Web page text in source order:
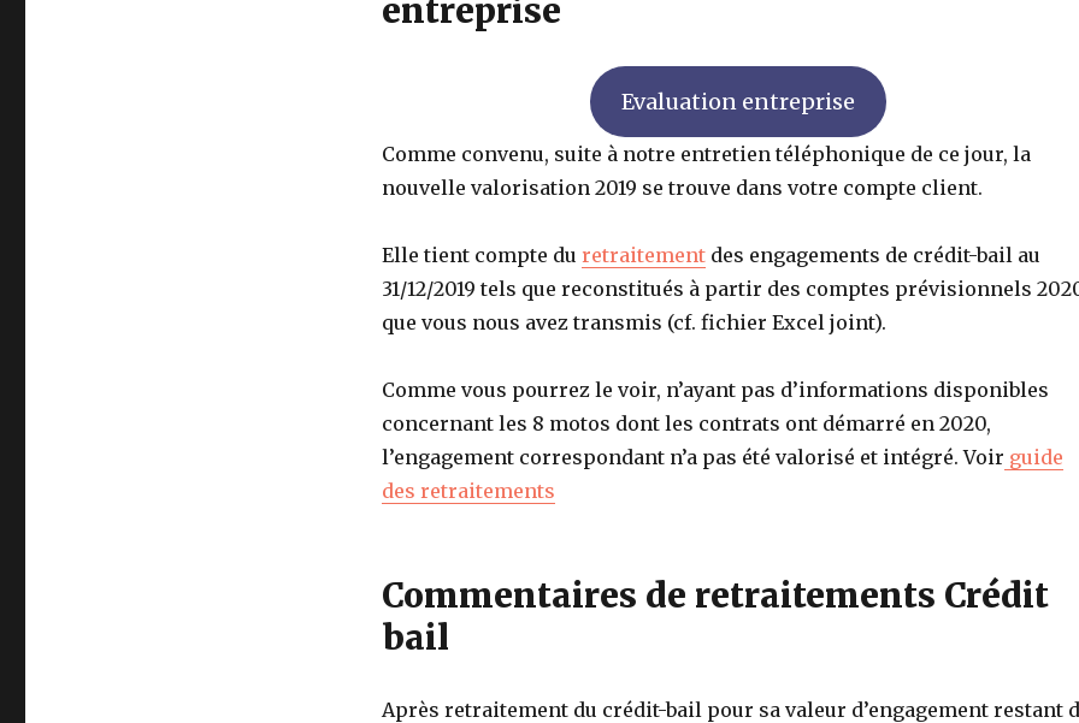
entreprise
Evaluation entreprise
Comme convenu, suite à notre entretien téléphonique de ce jour, la
nouvelle valorisation 2019 se trouve dans votre compte client.
Elle tient compte du retraitementdes engagements de crédit-bail au
31/12/2019 tels que reconstitués à partir des comptes prévisionnels
que vous nous avez transmis (cf. fichier Excel joint).
Comme vous pourrez le voir, n’ayant pas d’informations disponibles
concernant les 8 motos dont les contrats ont démarré en 2020,
l’engagement correspondant n’a pas été valorisé et intégré. Voir guide
des retraitements
Commentaires de retraitements Crédit
bail
Après retraitement du crédit-bail pour sa valeur d’engagement restant